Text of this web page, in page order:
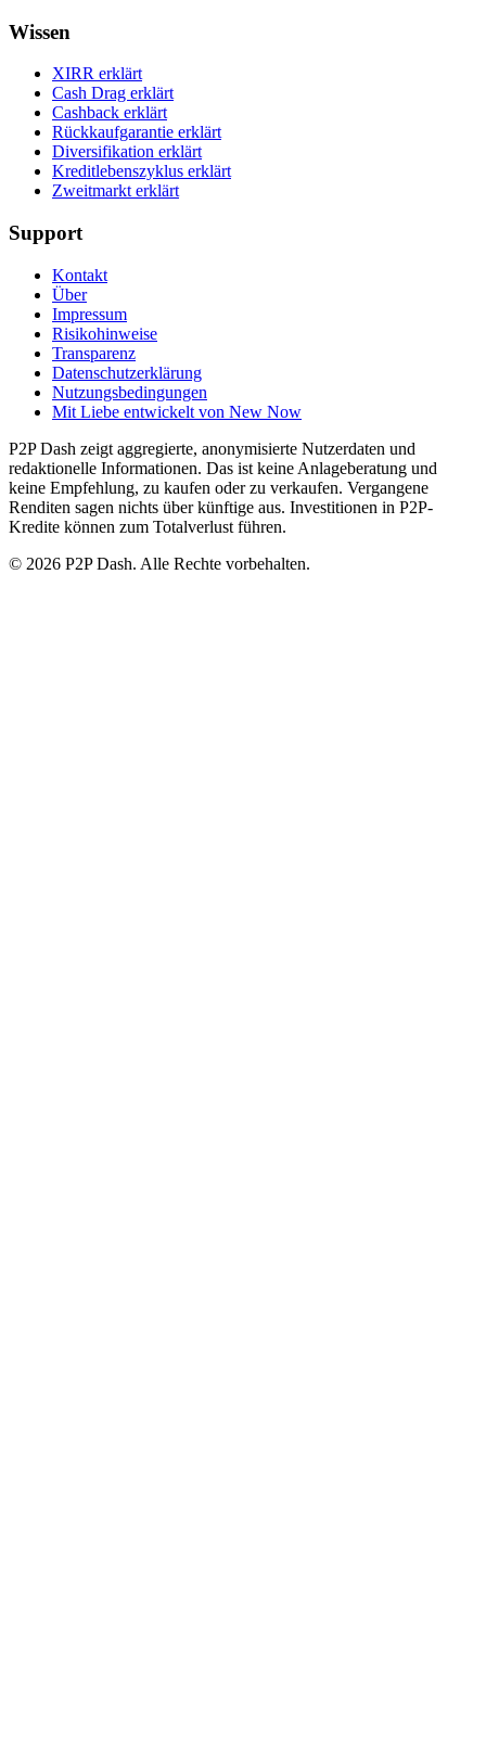
Wissen
XIRR erklärt
Cash Drag erklärt
Cashback erklärt
Rückkaufgarantie erklärt
Diversifikation erklärt
Kreditlebenszyklus erklärt
Zweitmarkt erklärt
Support
Kontakt
Über
Impressum
Risikohinweise
Transparenz
Datenschutzerklärung
Nutzungsbedingungen
Mit Liebe entwickelt von New Now
P2P Dash zeigt aggregierte, anonymisierte Nutzerdaten und
redaktionelle Informationen. Das ist keine Anlageberatung und
keine Empfehlung, zu kaufen oder zu verkaufen. Vergangene
Renditen sagen nichts über künftige aus. Investitionen in P2P-
Kredite können zum Totalverlust führen.
© 2026 P2P Dash. Alle Rechte vorbehalten.